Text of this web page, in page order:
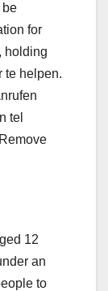
be
for
holding
te helpen.
tel
12
an
to